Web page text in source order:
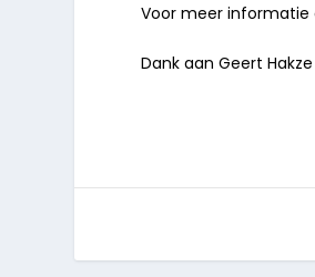
Voor meer informatie
Dank aan Geert Hakze